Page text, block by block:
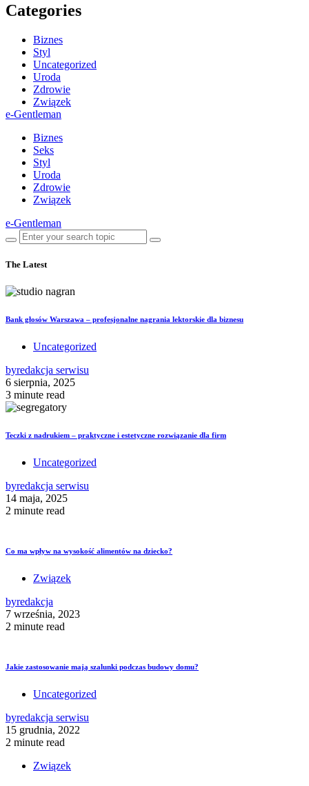
Categories
Biznes
Styl
Uncategorized
Uroda
Zdrowie
Związek
e-Gentleman
Biznes
Seks
Styl
Uroda
Zdrowie
Związek
e-Gentleman
The Latest
Bank głosów Warszawa – profesjonalne nagrania lektorskie dla biznesu
Uncategorized
byredakcja serwisu
6 sierpnia, 2025
3 minute read
Teczki z nadrukiem – praktyczne i estetyczne rozwiązanie dla firm
Uncategorized
byredakcja serwisu
14 maja, 2025
2 minute read
Co ma wpływ na wysokość alimentów na dziecko?
Związek
byredakcja
7 września, 2023
2 minute read
Jakie zastosowanie mają szalunki podczas budowy domu?
Uncategorized
byredakcja serwisu
15 grudnia, 2022
2 minute read
Związek